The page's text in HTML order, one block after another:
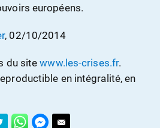
européens.
, 02/10/2014
du sitewww.les-crises.fr.
en intégralité, en